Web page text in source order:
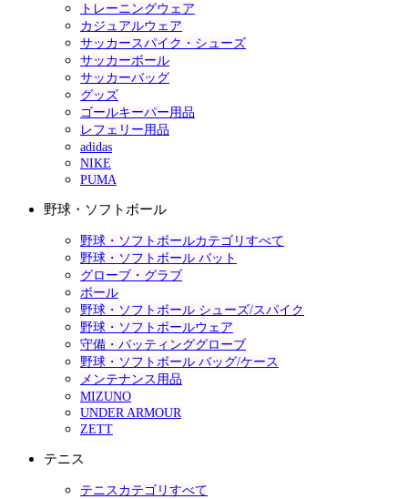
トレーニングウェア
カジュアルウェア
サッカースパイク・シューズ
サッカーボール
サッカーバッグ
グッズ
ゴールキーパー用品
レフェリー用品
adidas
NIKE
PUMA
野球・ソフトボール
野球・ソフトボールカテゴリすべて
野球・ソフトボール バット
グローブ・グラブ
ボール
野球・ソフトボール シューズ/スパイク
野球・ソフトボールウェア
守備・バッティンググローブ
野球・ソフトボール バッグ/ケース
メンテナンス用品
MIZUNO
UNDER ARMOUR
ZETT
テニス
テニスカテゴリすべて